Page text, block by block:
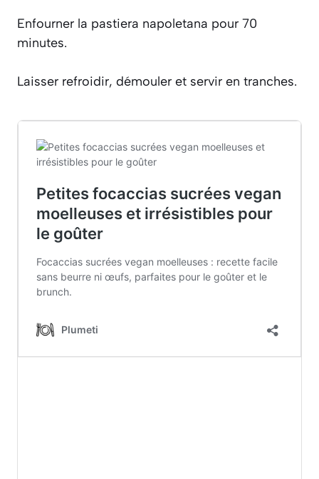
Enfourner la pastiera napoletana pour 70
minutes.
Laisser refroidir, démouler et servir en tranches.